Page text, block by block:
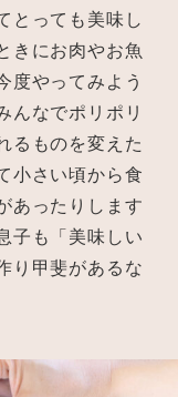
とっても美味し
きにお肉やお魚
度やってみよう
んなでポリポリ
るものを変えた
小さい頃から食
あったりします
子も「美味しい
り甲斐があるな